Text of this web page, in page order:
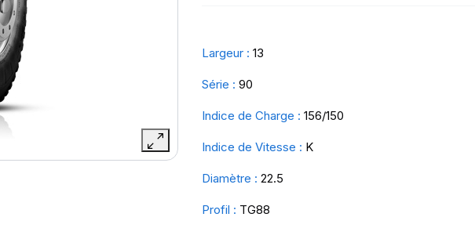
Largeur : 13
Série : 90
Indice de Charge : 156/150
Indice de Vitesse : K
Diamètre : 22.5
Profil : TG88